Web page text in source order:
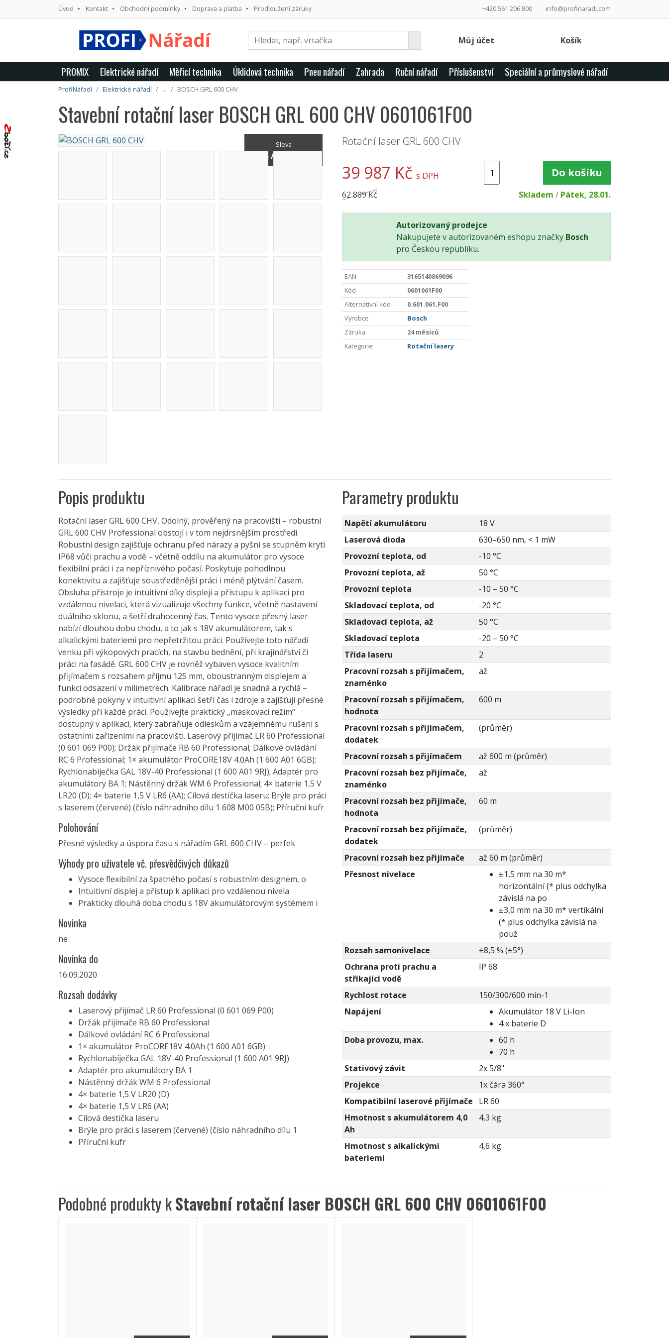
Úvod Kontakt Obchodní podmínky Doprava a platba Prodloužení záruky +420 561 206 800 info@profinaradi.com
Můj účet Košík
PROMIX Elektrické nářadí Měřicí technika Úklidová technika Pneu nářadí Zahrada Ruční nářadí Příslušenství Speciální a průmyslové nářadí
ProfiNářadí Elektrické nářadí ... BOSCH GRL 600 CHV
Stavební rotační laser BOSCH GRL 600 CHV 0601061F00
Sleva
36% / -22 902 Kč
Rotační laser GRL 600 CHV
39 987 Kč s DPH Do košíku
62 889 Kč Skladem / Pátek, 28.01.
Autorizovaný prodejce
Nakupujete v autorizovaném eshopu značky Bosch
pro Českou republiku.
EAN
3165140869096
Kód
0601061F00
Alternativní kód
0.601.061.F00
Výrobce
Bosch
Záruka
24 měsíců
Kategorie
Rotační lasery
Popis produktu
Rotační laser GRL 600 CHV, Odolný, prověřený na pracovišti – robustní
GRL 600 CHV Professional obstojí i v tom nejdrsnějším prostředí.
Robustní design zajišťuje ochranu před nárazy a pyšní se stupněm krytí
IP68 vůči prachu a vodě – včetně oddílu na akumulátor pro vysoce
flexibilní práci i za nepříznivého počasí. Poskytuje pohodlnou
konektivitu a zajišťuje soustředěnější práci i méně plýtvání časem.
Obsluha přístroje je intuitivní díky displeji a přístupu k aplikaci pro
vzdálenou nivelaci, která vizualizuje všechny funkce, včetně nastavení
duálního sklonu, a šetří drahocenný čas. Tento vysoce přesný laser
nabízí dlouhou dobu chodu, a to jak s 18V akumulátorem, tak s
alkalickými bateriemi pro nepřetržitou práci. Používejte toto nářadí
venku při výkopových pracích, na stavbu bednění, při krajinářství či
práci na fasádě. GRL 600 CHV je rovněž vybaven vysoce kvalitním
přijímačem s rozsahem příjmu 125 mm, oboustranným displejem a
funkcí odsazení v milimetrech. Kalibrace nářadí je snadná a rychlá –
podrobné pokyny v intuitivní aplikaci šetří čas i zdroje a zajišťují přesné
výsledky při každé práci. Používejte praktický „maskovací režim“
dostupný v aplikaci, který zabraňuje odleskům a vzájemnému rušení s
ostatními zařízeními na pracovišti. Laserový přijímač LR 60 Professional
(0 601 069 P00); Držák přijímače RB 60 Professional; Dálkové ovládání
RC 6 Professional; 1× akumulátor ProCORE18V 4.0Ah (1 600 A01 6GB);
Rychlonabíječka GAL 18V-40 Professional (1 600 A01 9RJ); Adaptér pro
akumulátory BA 1; Nástěnný držák WM 6 Professional; 4× baterie 1,5 V
LR20 (D); 4× baterie 1,5 V LR6 (AA); Cílová destička laseru; Brýle pro práci
s laserem (červené) (číslo náhradního dílu 1 608 M00 05B); Příruční kufr
Polohování
Přesné výsledky a úspora času s nářadím GRL 600 CHV – perfek
Výhody pro uživatele vč. přesvědčivých důkazů
Vysoce flexibilní za špatného počasí s robustním designem, o
Intuitivní displej a přístup k aplikaci pro vzdálenou nivela
Prakticky dlouhá doba chodu s 18V akumulátorovým systémem i
Novinka
ne
Novinka do
16.09.2020
Rozsah dodávky
Laserový přijímač LR 60 Professional (0 601 069 P00)
Držák přijímače RB 60 Professional
Dálkové ovládání RC 6 Professional
1× akumulátor ProCORE18V 4.0Ah (1 600 A01 6GB)
Rychlonabíječka GAL 18V-40 Professional (1 600 A01 9RJ)
Adaptér pro akumulátory BA 1
Nástěnný držák WM 6 Professional
4× baterie 1,5 V LR20 (D)
4× baterie 1,5 V LR6 (AA)
Cílová destička laseru
Brýle pro práci s laserem (červené) (číslo náhradního dílu 1
Příruční kufr
Parametry produktu
Napětí akumulátoru
18 V
Laserová dioda
630–650 nm, < 1 mW
Provozní teplota, od
-10 °C
Provozní teplota, až
50 °C
Provozní teplota
-10 – 50 °C
Skladovací teplota, od
-20 °C
Skladovací teplota, až
50 °C
Skladovací teplota
-20 – 50 °C
Třída laseru
2
Pracovní rozsah s přijímačem,
znaménko
až
Pracovní rozsah s přijímačem,
hodnota
600 m
Pracovní rozsah s přijímačem,
dodatek
(průměr)
Pracovní rozsah s přijímačem
až 600 m (průměr)
Pracovní rozsah bez přijímače,
znaménko
až
Pracovní rozsah bez přijímače,
hodnota
60 m
Pracovní rozsah bez přijímače,
dodatek
(průměr)
Pracovní rozsah bez přijímače
až 60 m (průměr)
Přesnost nivelace
±1,5 mm na 30 m*
horizontální (* plus odchylka
závislá na po
±3,0 mm na 30 m* vertikální
(* plus odchylka závislá na
použ
Rozsah samonivelace
±8,5 % (±5°)
Ochrana proti prachu a
stříkající vodě
IP 68
Rychlost rotace
150/300/600 min-1
Napájení
Akumulátor 18 V Li-Ion
4 x baterie D
Doba provozu, max.
60 h
70 h
Stativový závit
2x 5/8"
Projekce
1x čára 360°
Kompatibilní laserové přijímače
LR 60
Hmotnost s akumulátorem 4,0
Ah
4,3 kg
Hmotnost s alkalickými
bateriemi
4,6 kg
Podobné produkty kStavební rotační laser BOSCH GRL 600 CHV 0601061F00